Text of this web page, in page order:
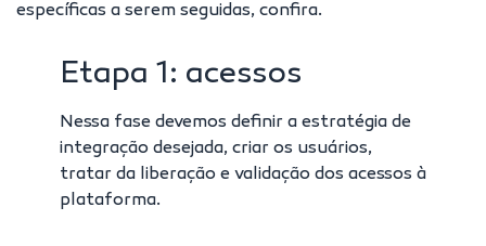
específicas a serem seguidas, confira.
Etapa 1: acessos
Nessa fase devemos definir a estratégia de
integração desejada, criar os usuários,
tratar da liberação e validação dos acessos à
plataforma.